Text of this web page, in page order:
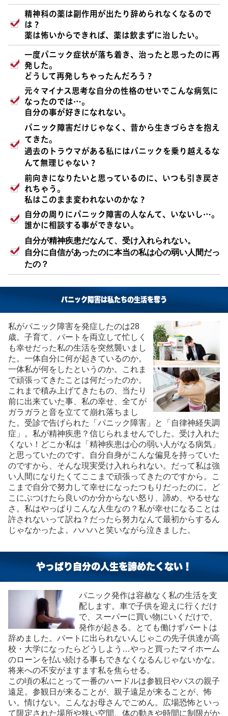
精神科の薬は副作用が出たり辞められなくなるので
は？
薬は怖いからできれば、薬は飲まずに治したい。
一度パニック症状が落ち着き、治ったと思ったのに再
発した。
どうして再発しちゃったんだろう？
元々マイナス思考な自分の性格のせいでこんな病気に
なったのでは…。
自分の事が好きになれない。
パニック障害だけじゃなく、昔から生きづらさを抱え
てきた。
過去のトラウマがある私にはパニックを乗り越えるな
んて無理じゃない？
前向きになりたいと思っているのに、いつも引き戻さ
れちゃう。
私はこのまま変われないのかな？
自分の周りにパニック障害の人なんて、いないし…。
誰かに相談する事ができない。
自分が精神疾患だなんて、受け入れられない。
自分に自信があったのに本当の私は心の弱い人間だっ
たの？
パニック障害は私たちの生活を奪う
私がパニック障害を発症したのは28
歳。子育て、パートを両立して忙しく
も幸せだった私の生活を突然襲いまし
た。一体自分に何が起きているのか。
一体私が何をしたというのか。これま
で頑張ってきたことは何だったのか。
これまで積み上げてきたもの、当たり
前に出来ていた事、私の幸せ、全てが
ガラガラと音を立てて崩れ落ちまし
た。受診で告げられた「パニック障害」と「自律神経失調
症」。私が精神疾患？信じられませんでした。受け入れた
くない！どこか私は「精神疾患は心の弱い人がなる病気」
と思っていたのです。自分自身がこんな偏見を持っていた
のですから、そんな現実受け入れられない。だって私は強
い人間になりたくてここまで頑張ってきたのですから。こ
こまで自分で努力して幸せになったつもりだったのに。ど
こにぶつけたら良いのか分からない怒り、諦め、やるせな
さ。私はやっぱりこんな人生なの？私が幸せになることは
許されないって訳ね？だったら努力なんて最初からするん
じゃなかったよ。ハハハと笑いながら泣きました。
やっぱり自分の人生を諦めたくない！
パニック発作は容赦なく私の生活を支
配します。車で子供を迎えに行くだけ
で、スーパーに買い物にいくだけで、
発作が起きる。とても働けずパートは
辞めました。パートに出られないんじゃこの先子供達が高
校・大学になったらどうしよう…やっと買ったマイホーム
のローンを払い続ける事もできなくなるんじゃないかな。
将来への不安がますます私を焦らせる。
この頃の私にとって一番のハードルは参観日やバスの親子
遠足。参観日が来ることが、親子遠足が来ることが、怖
い。情けない。こんなお母さんでごめん。広場恐怖といっ
て限定された場所や狭い空間、体の動きや時間に制限がか